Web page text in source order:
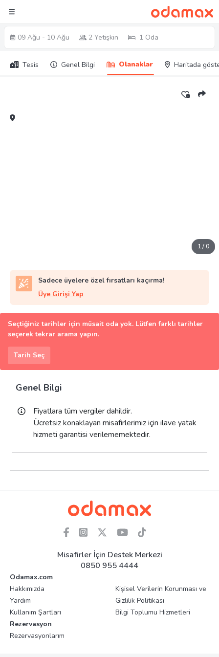
09 Ağu - 10 Ağu 2 Yetişkin 1 Oda
Tesis Genel Bilgi Olanaklar Haritada
1/0
Sadece üyelere özel fırsatları kaçırma!
Üye Girişi Yap
Seçtiğiniz tarihler için müsait oda yok. Lütfen farklı tarihler
seçerek tekrar arama yapın.
Tarih Seç
Genel Bilgi
Fiyatlara tüm vergiler dahildir.
Ücretsiz konaklayan misafirlerimiz için ilave yatak
hizmeti garantisi verilememektedir.
Misafirler İçin Destek Merkezi
0850 955 4444
Odamax.com
Hakkımızda
Yardım
Kullanım Şartları
Kişisel Verilerin Korunması ve
Gizlilik Politikası
Bilgi Toplumu Hizmetleri
Rezervasyon
Rezervasyonlarım